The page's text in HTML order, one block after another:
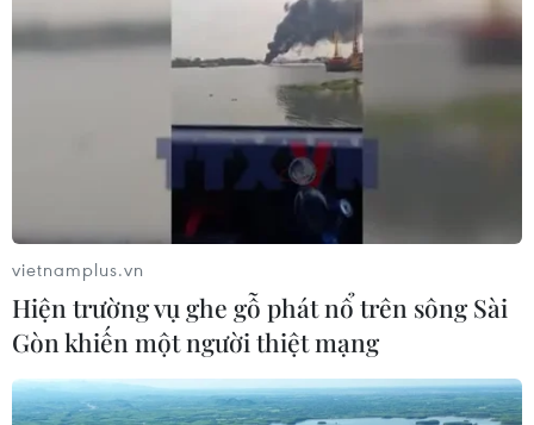
vietnamplus.vn
Hiện trường vụ ghe gỗ phát nổ trên sông Sài
Gòn khiến một người thiệt mạng